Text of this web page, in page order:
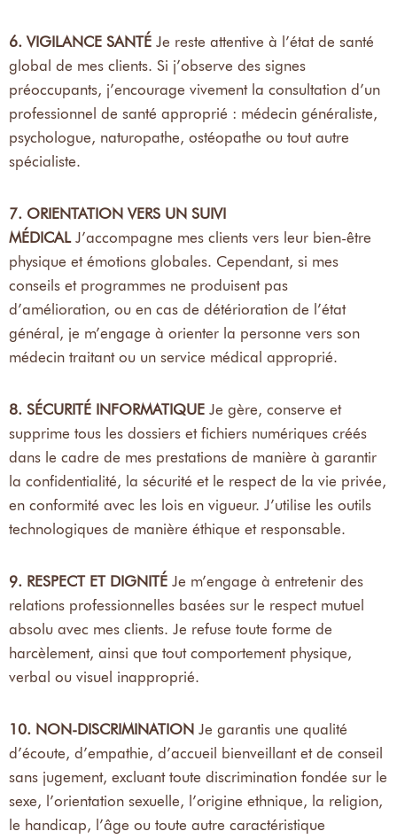
6. VIGILANCE SANTÉ Je reste attentive à l’état de santé
global de mes clients. Si j’observe des signes
préoccupants, j’encourage vivement la consultation d’un
professionnel de santé approprié : médecin généraliste,
psychologue, naturopathe, ostéopathe ou tout autre
spécialiste.
7. ORIENTATION VERS UN SUIVI
MÉDICALJ’accompagne mes clients vers leur bien-être
physique et émotions globales. Cependant, si mes
conseils et programmes ne produisent pas
d’amélioration, ou en cas de détérioration de l’état
général, je m’engage à orienter la personne vers son
médecin traitant ou un service médical approprié.
8. SÉCURITÉ INFORMATIQUE Je gère, conserve et
supprime tous les dossiers et fichiers numériques créés
dans le cadre de mes prestations de manière à garantir
la confidentialité, la sécurité et le respect de la vie privée,
en conformité avec les lois en vigueur. J’utilise les outils
technologiques de manière éthique et responsable.
9. RESPECT ET DIGNITÉ Je m’engage à entretenir des
relations professionnelles basées sur le respect mutuel
absolu avec mes clients. Je refuse toute forme de
harcèlement, ainsi que tout comportement physique,
verbal ou visuel inapproprié.
10. NON-DISCRIMINATION Je garantis une qualité
d’écoute, d’empathie, d’accueil bienveillant et de conseil
sans jugement, excluant toute discrimination fondée sur le
sexe, l’orientation sexuelle, l’origine ethnique, la religion,
le handicap, l’âge ou toute autre caractéristique